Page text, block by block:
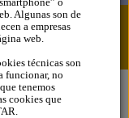
Algunas son de
a empresas
web.
técnicas son
funcionar, no
tenemos
cookies que